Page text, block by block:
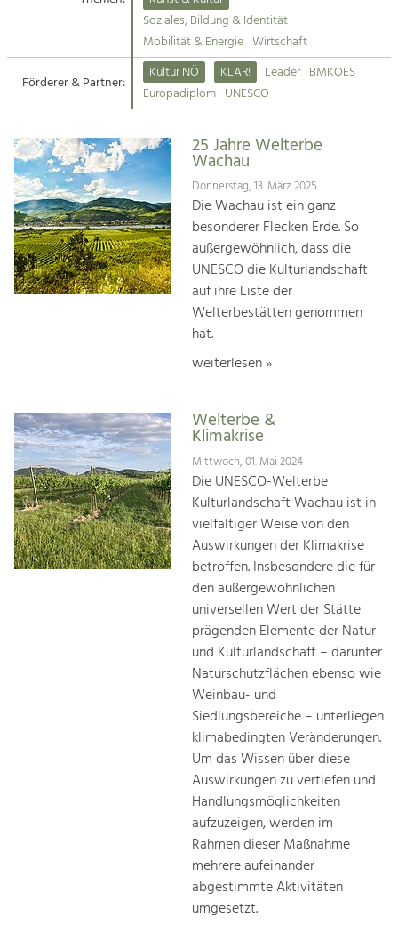
Suche
Impressum
Kontakt
Angebotsentwicklung und
Handwerk, Wissenschaft und Forschung.
Soziales, Bildung &
Identität
Gleichberechtigung, Jugend und
Integration
Mobilität & Energie
Klimawandel, öffentlicher Verkehr und
Steigerung regionaler Wertschöpfung
Soziales, Bildung & Identität
Mobilität & Energie Wirtschaft
Förderer & Partner:
Kultur NÖ KLAR! Leader BMKOES
Europadiplom UNESCO
25 Jahre Welterbe
Wachau
Donnerstag, 13. März 2025
Die Wachau ist ein ganz
besonderer Flecken Erde. So
außergewöhnlich, dass die
UNESCO die Kulturlandschaft
auf ihre Liste der
Welterbestätten genommen
hat.
weiterlesen »
Welterbe &
Klimakrise
Mittwoch, 01. Mai 2024
Die UNESCO-Welterbe
Kulturlandschaft Wachau ist in
vielfältiger Weise von den
Auswirkungen der Klimakrise
betroffen. Insbesondere die für
den außergewöhnlichen
universellen Wert der Stätte
prägenden Elemente der Natur-
und Kulturlandschaft – darunter
Naturschutzflächen ebenso wie
Weinbau- und
Siedlungsbereiche – unterliegen
klimabedingten Veränderungen.
Um das Wissen über diese
Auswirkungen zu vertiefen und
Handlungsmöglichkeiten
aufzuzeigen, werden im
Rahmen dieser Maßnahme
mehrere aufeinander
abgestimmte Aktivitäten
umgesetzt.